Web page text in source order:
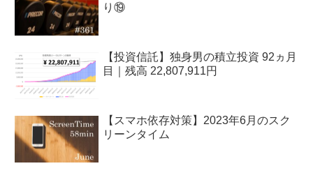
り⑲
【投資信託】独身男の積立投資 92ヵ月
目｜残高 22,807,911円
【スマホ依存対策】2023年6月のスク
リーンタイム